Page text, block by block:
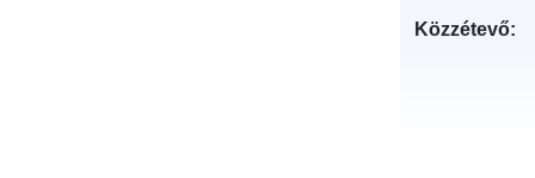
Közzétevő: